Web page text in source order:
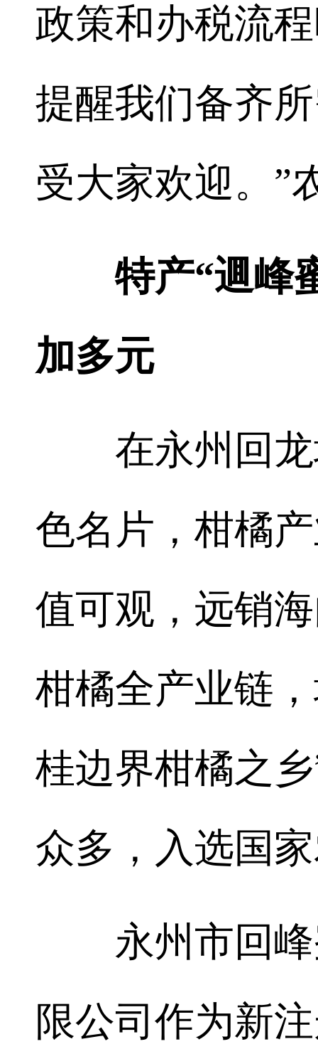
政策和办税流
提醒我们备齐
受大家欢迎。”
特产“逥峰
加多元
在永州回龙
色名片，柑橘
值可观，远销
柑橘全产业链
桂边界柑橘之
众多，入选国
永州市回峰
限公司作为新